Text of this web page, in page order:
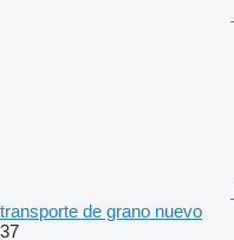
transporte de grano nuevo
37